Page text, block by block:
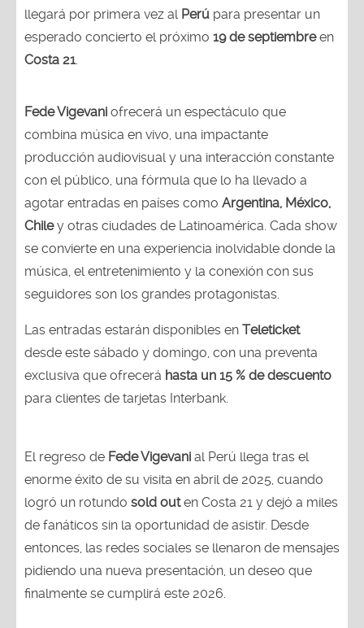
llegará por primera vez al Perú para presentar un
esperado concierto el próximo 19 de septiembreen
Costa 21
Fede Vigevani ofrecerá un espectáculo que
combina música en vivo, una impactante
producción audiovisual y una interacción constante
con el público, una fórmula que lo ha llevado a
agotar entradas en países como Argentina, México,
Chiley otras ciudades de Latinoamérica. Cada show
se convierte en una experiencia inolvidable donde la
música, el entretenimiento y la conexión con sus
seguidores son los grandes protagonistas.
Las entradas estarán disponibles en Teleticket
desde este sábado y domingo, con una preventa
exclusiva que ofrecerá hasta un 15 % de descuento
para clientes de tarjetas Interbank.
El regreso de Fede Vigevani al Perú llega tras el
enorme éxito de su visita en abril de 2025, cuando
logró un rotundo sold outen Costa 21 y dejó a miles
de fanáticos sin la oportunidad de asistir. Desde
entonces, las redes sociales se llenaron de mensajes
pidiendo una nueva presentación, un deseo que
finalmente se cumplirá este 2026.